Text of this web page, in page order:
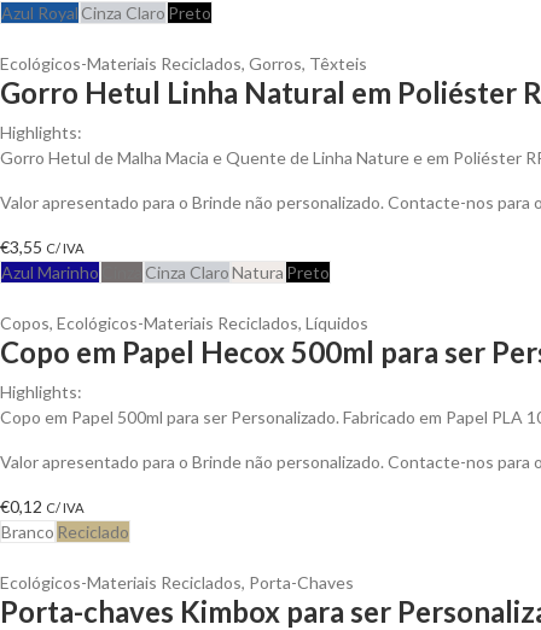
Azul Royal Cinza Claro Preto
Ecológicos-Materiais Reciclados, Gorros, Têxteis
Gorro Hetul Linha Natural em Poliéster
Highlights:
Gorro Hetul de Malha Macia e Quente de Linha Nature e em Poliéster
Valor apresentado para o Brinde não personalizado. Contacte-nos
€3,55 C/ IVA
Azul Marinho Cinza ClaroNatura Preto
Copos, Ecológicos-Materiais Reciclados, Líquidos
Copo em Papel Hecox 500ml para ser
Highlights:
Copo em Papel 500ml para ser Personalizado. Fabricado em Papel
Valor apresentado para o Brinde não personalizado. Contacte-nos
€0,12 C/ IVA
Branco Reciclado
Ecológicos-Materiais Reciclados, Porta-Chaves
Porta-chaves Kimbox para ser